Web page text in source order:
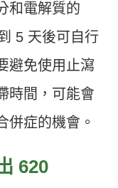
和電解質的
5 天後可自行
避免使用止瀉
時間，可能會
併症的機會。
620